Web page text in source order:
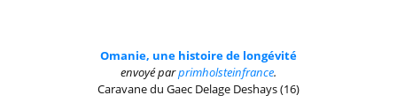
Omanie, une histoire de longévité
envoyé parprimholsteinfrance.
Caravane du Gaec Delage Deshays (16)